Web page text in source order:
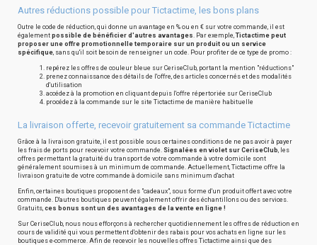
Autres réductions possible pour Tictactime, les bons plans
Outre le code de réduction, qui donne un avantage en % ou en € sur votre commande, il est
également possible de bénéficier d'autres avantages. Par exemple,Tictactime peut
proposer une offre promotionnelle temporaire sur un produit ou un service
spécifique, sans qu'il soit besoin de renseigner un code. Pour profiter de ce type de promo :
repérez les offres de couleur bleue sur CeriseClub, portant la mention "réductions"
prenez connaissance des détails de l'offre, des articles concernés et des modalités
d'utilisation
accédez à la promotion en cliquant depuis l'offre répertoriée sur CeriseClub
procédez à la commande sur le site Tictactime de manière habituelle
La livraison offerte, recevoir gratuitement sa commande Tictactime
Grâce à la livraison gratuite, il est possible sous certaines conditions de ne pas avoir à payer
les frais de ports pour recevoir votre commande. Signalées en violet sur CeriseClub, les
offres permettant la gratuité du transport de votre commande à votre domicile sont
généralement soumises à un minimum de commande. Actuellement, Tictactime offre la
livraison gratuite de votre commande à domicile sans minimum d'achat
Enfin, certaines boutiques proposent des "cadeaux", sous forme d'un produit offert avec votre
commande. D'autres boutiques peuvent également offrir des échantillons ou des services.
Gratuits, ces bonus sont un des avantages de la vente en ligne !
Sur CeriseClub, nous nous efforçons à rechercher quotidiennement les offres de réduction en
cours de validité qui vous permettent d'obtenir des rabais pour vos achats en ligne sur les
boutiques e-commerce. Afin de recevoir les nouvelles offres Tictactime ainsi que des